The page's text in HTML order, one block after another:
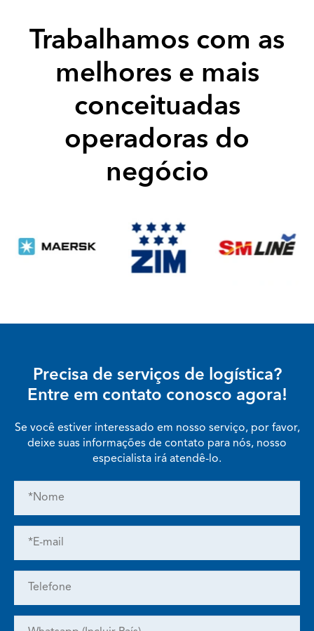
Trabalhamos com as
melhores e mais
conceituadas
operadoras do
negócio
Precisa de serviços de logística?
Entre em contato conosco agora!
Se você estiver interessado em nosso serviço, por favor,
deixe suas informações de contato para nós, nosso
especialista irá atendê-lo.